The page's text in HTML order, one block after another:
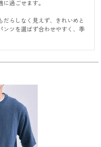
過ごせます。
らしなく見えず、きれいめと
ンツを選ばず合わせやすく、季